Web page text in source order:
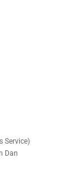
Service)
Dan